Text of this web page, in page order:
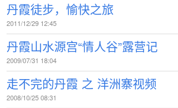
丹霞徒步，愉快之旅
2011/12/29 12:45
丹霞山水源宫“情人谷”露营记
2009/07/31 18:04
走不完的丹霞 之 洋洲寨视频
2008/10/25 08:31